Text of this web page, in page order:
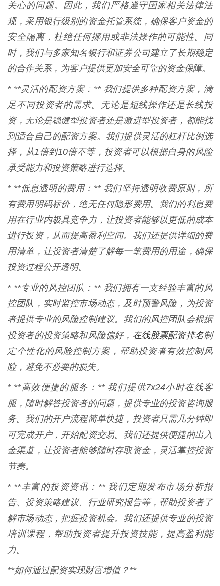
关心的问题。因此，我们严格遵守国家相关法律法
规，采用银行级别的资金托管系统，确保客户资金的
安全隔离，杜绝任何挪用或非法操作的可能性。同
时，我们与多家知名银行和证券公司建立了长期稳定
的合作关系，为客户提供更加安全可靠的资金保障。
* **灵活的配资方案：** 我们提供多种配资方案，满
足不同投资者的需求。无论是短线操作还是长线投
资，无论是稳健型投资者还是激进型投资者，都能找
到适合自己的配资方案。我们提供灵活的杠杆比例选
择，从1倍到10倍不等，投资者可以根据自身的风险
承受能力和投资策略进行选择。
* **低息透明的费用：** 我们坚持透明收费原则，所
有费用明码标价，绝无任何隐形费用。我们的利息费
用在行业内极具竞争力，让投资者能够以更低的成本
进行投资，从而提高盈利空间。我们还提供详细的费
用清单，让投资者清楚了解每一笔费用的用途，确保
投资过程公开透明。
* **专业的风控团队：** 我们拥有一支经验丰富的风
控团队，实时监控市场动态，及时预警风险，为投资
者提供专业的风险控制建议。我们的风控团队会根据
投资者的投资策略和风险偏好， 在线股票配资排名制
定个性化的风险控制方案，帮助投资者有效控制风
险，避免不必要的损失。
* **高效便捷的服务：** 我们提供7x24小时在线客
服，随时解答投资者的问题，提供专业的投资咨询服
务。我们的开户流程简单快捷，投资者只需几分钟即
可完成开户，开始配资交易。我们还提供便捷的出入
金渠道，让投资者能够随时存取资金，灵活掌控投资
节奏。
* **丰富的投资资讯：** 我们定期发布市场分析报
告、投资策略建议、行业研究报告等，帮助投资者了
解市场动态，把握投资机会。我们还提供专业的投资
培训课程，帮助投资者提升投资技能，提高盈利能
力。
**如何通过配资实现财富增值？**